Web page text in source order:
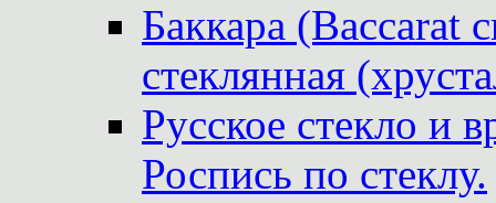
Баккара (Baccarat
стеклянная
Русское стекло и
Роспись по стеклу.